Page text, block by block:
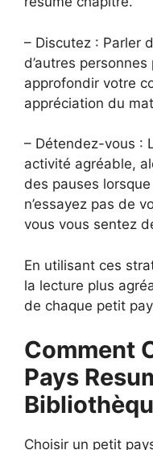
– Discutez : Parler
d’autres
approfondir votre
appréciation du
– Détendez-vous :
activité agréable,
des pauses
n’essayez pas de
vous vous sentez
En utilisant ces
la lecture plus
de chaque petit
Comment
Pays
Choisir un petit